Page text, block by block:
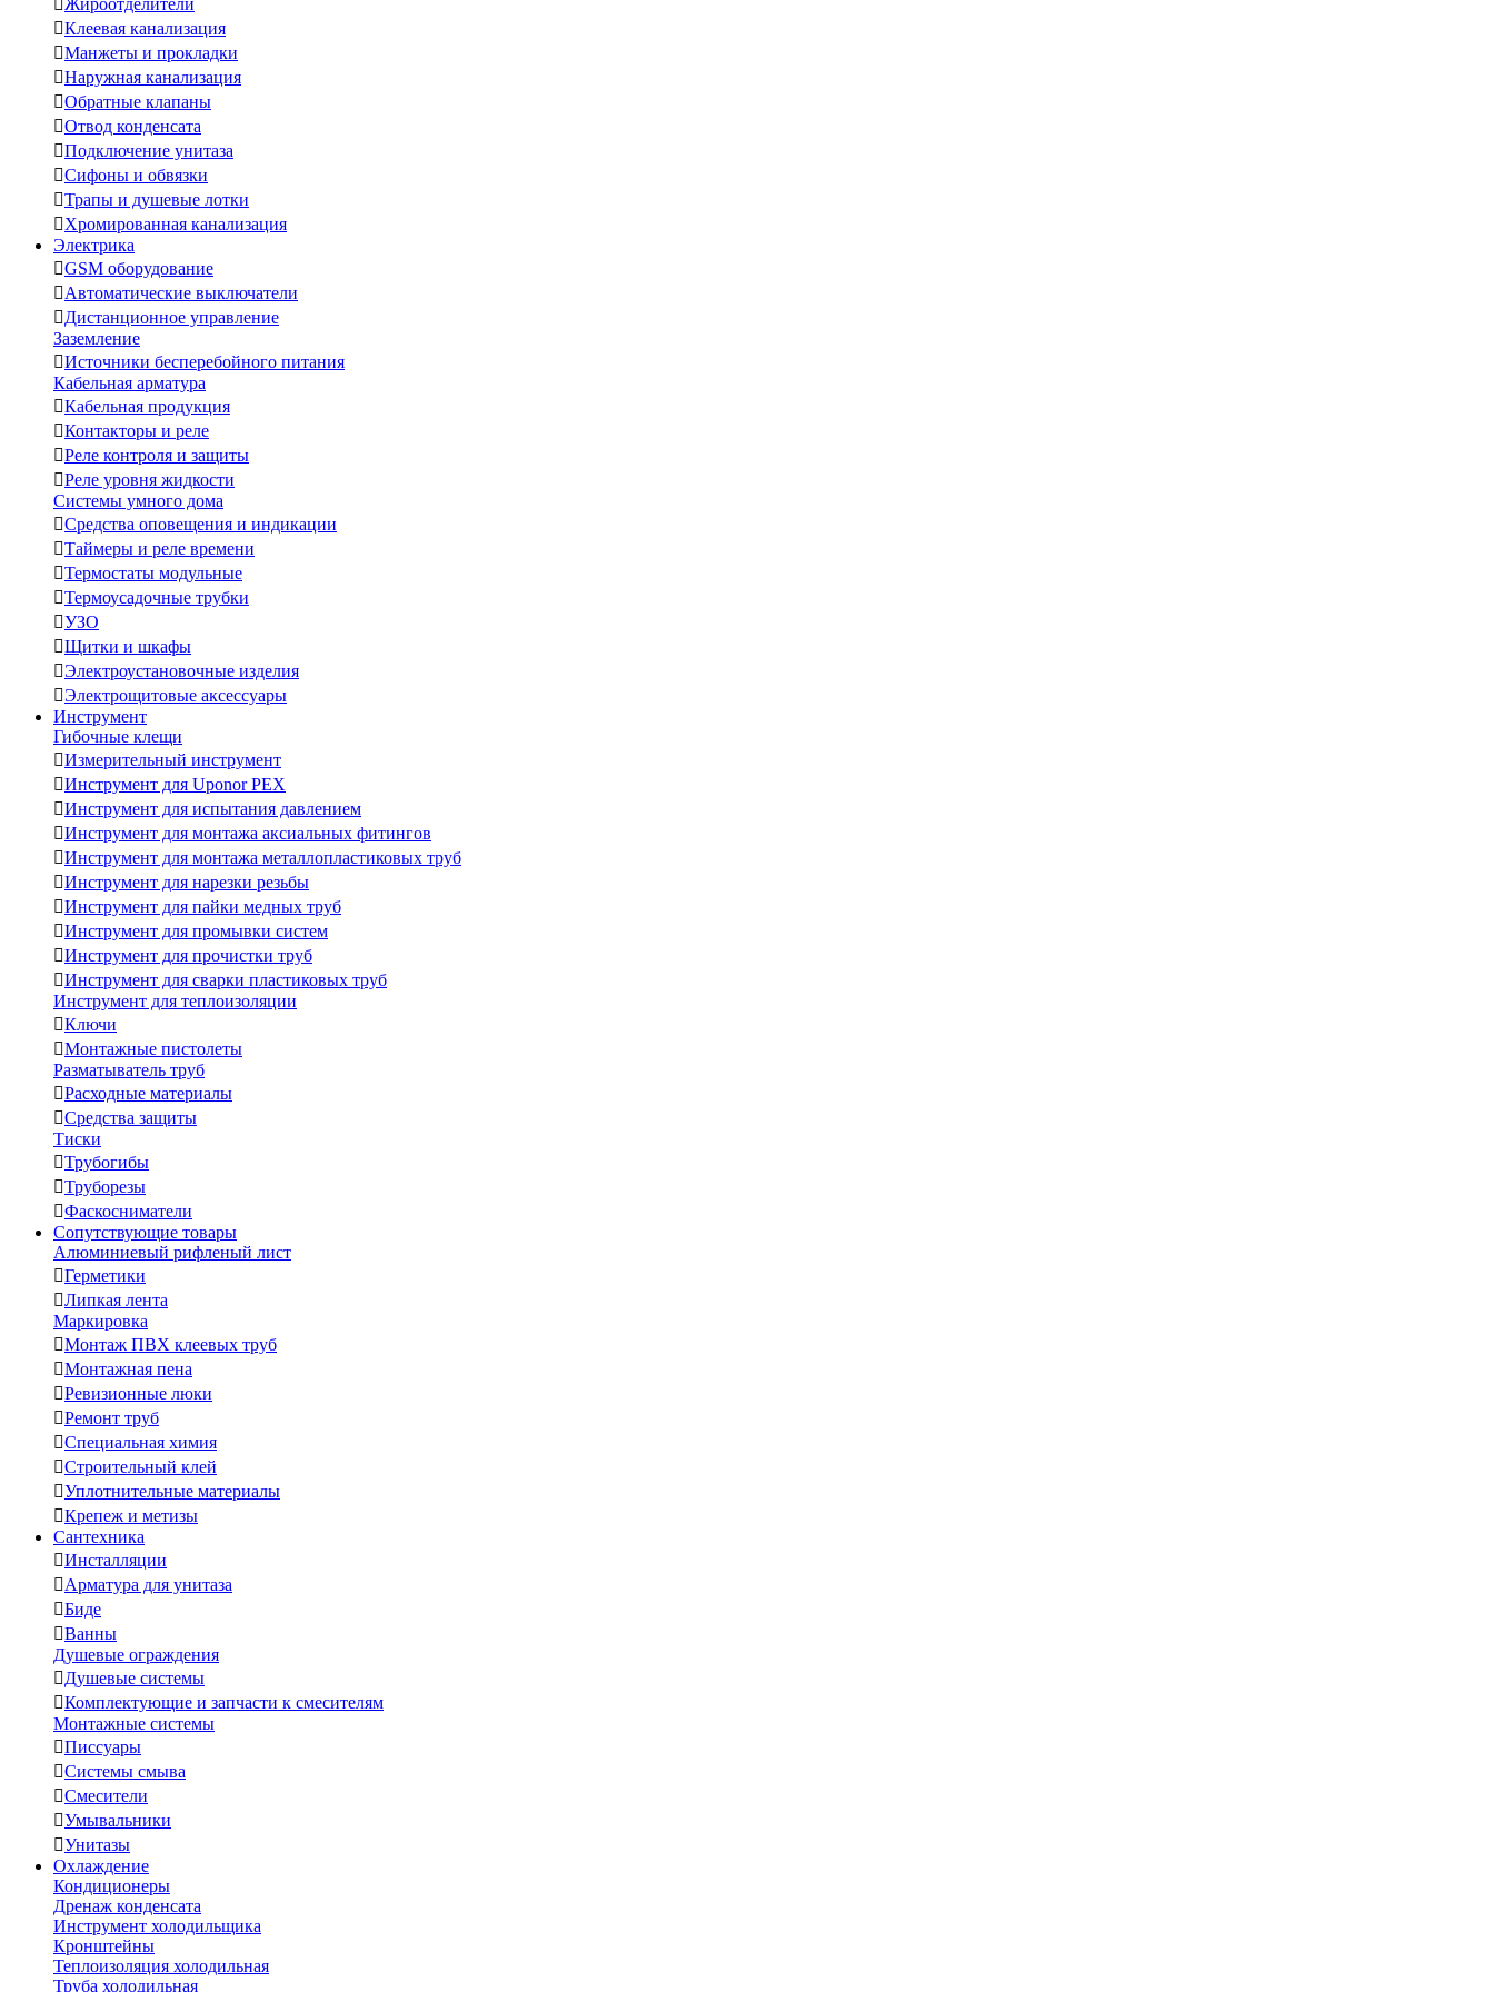
Жироотделители
Клеевая канализация
Манжеты и прокладки
Наружная канализация
Обратные клапаны
Отвод конденсата
Подключение унитаза
Сифоны и обвязки
Трапы и душевые лотки
Хромированная канализация
Электрика
GSM оборудование
Автоматические выключатели
Дистанционное управление
Заземление
Источники бесперебойного питания
Кабельная арматура
Кабельная продукция
Контакторы и реле
Реле контроля и защиты
Реле уровня жидкости
Системы умного дома
Средства оповещения и индикации
Таймеры и реле времени
Термостаты модульные
Термоусадочные трубки
УЗО
Щитки и шкафы
Электроустановочные изделия
Электрощитовые аксессуары
Инструмент
Гибочные клещи
Измерительный инструмент
Инструмент для Uponor PEX
Инструмент для испытания давлением
Инструмент для монтажа аксиальных фитингов
Инструмент для монтажа металлопластиковых труб
Инструмент для нарезки резьбы
Инструмент для пайки медных труб
Инструмент для промывки систем
Инструмент для прочистки труб
Инструмент для сварки пластиковых труб
Инструмент для теплоизоляции
Ключи
Монтажные пистолеты
Разматыватель труб
Расходные материалы
Средства защиты
Тиски
Трубогибы
Труборезы
Фаскосниматели
Сопутствующие товары
Алюминиевый рифленый лист
Герметики
Липкая лента
Маркировка
Монтаж ПВХ клеевых труб
Монтажная пена
Ревизионные люки
Ремонт труб
Специальная химия
Строительный клей
Уплотнительные материалы
Крепеж и метизы
Сантехника
Инсталляции
Арматура для унитаза
Биде
Ванны
Душевые ограждения
Душевые системы
Комплектующие и запчасти к смесителям
Монтажные системы
Писсуары
Системы смыва
Смесители
Умывальники
Унитазы
Охлаждение
Кондиционеры
Дренаж конденсата
Инструмент холодильщика
Кронштейны
Теплоизоляция холодильная
Труба холодильная